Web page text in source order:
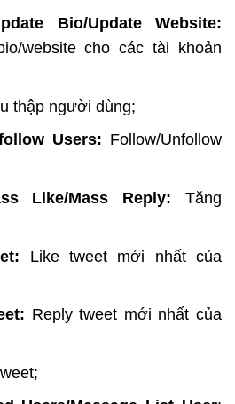
Bio/Update Website:
website cho các tài khoản
thập người dùng;
Users: Follow/Unfollow
Like/Mass Reply: Tăng
Like tweet mới nhất của
Reply tweet mới nhất của